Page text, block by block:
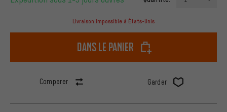
Livraison impossible à États-Unis
dans le panier
Comparer Garder